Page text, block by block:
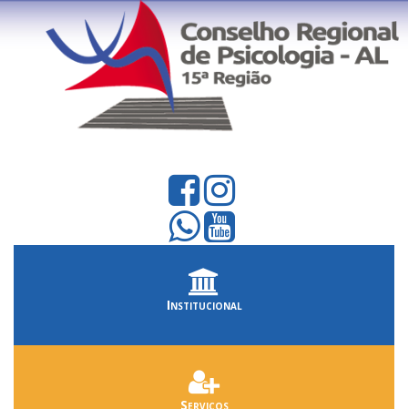
Institucional
Serviços